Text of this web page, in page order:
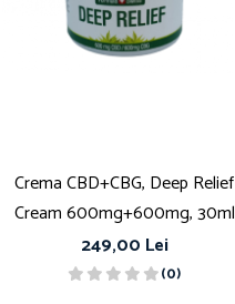
Crema CBD+CBG, Deep Relief
Cream 600mg+600mg, 30ml
249,00 Lei
(0)